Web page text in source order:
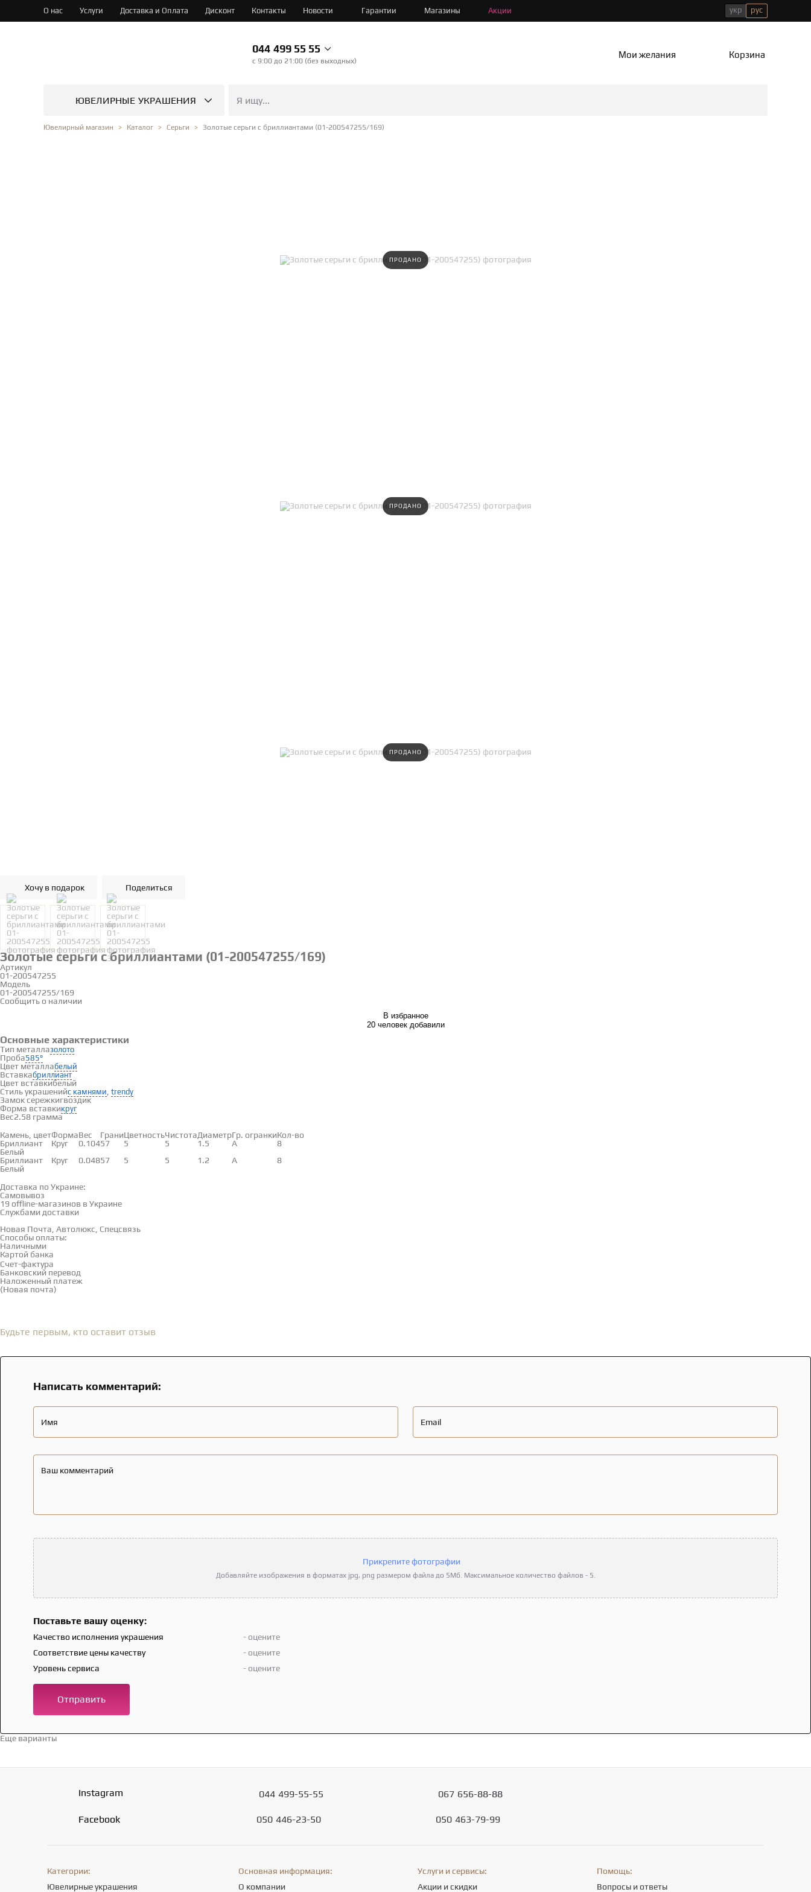
О нас Услуги Доставка и Оплата Дисконт Контакты Новости Гарантии Магазины Акции укр рус
044 499 55 55
c 9:00 до 21:00 (без выходных)
Мои желания Корзина
ЮВЕЛИРНЫЕ УКРАШЕНИЯ
Ювелирный магазин Каталог Серьги Золотые серьги с бриллиантами (01-200547255/169)
ПРОДАНО
ПРОДАНО
ПРОДАНО
Хочу в подарок Поделиться
Золотые серьги с бриллиантами (01-200547255/169)
Артикул
01-200547255
Модель
01-200547255/169
Сообщить о наличии
В избранное
20 человек добавили
Основные характеристики
Тип металлазолото
Проба585°
Цвет металлабелый
Вставкабриллиант
Цвет вставкибелый
Стиль украшенийс камнями trendy
Замок сережкигвоздик
Форма вставкикруг
Вес2.58 грамма
Вставки
Камень, цветФормаВес ГраниЦветностьЧистотаДиаметрГр. огранкиКол-во
Бриллиант
Белый
Круг 0.10457 5 5 1.5 А
8
Бриллиант
Белый
Круг 0.04857 5 5 1.2 А 8
Доставка по Украине:
Самовывоз
19 offline-магазинов в Украине
Службами доставки
Новая Почта, Автолюкс, Спецсвязь
Способы оплаты:
Наличными
Картой банка
Счет-фактура
Банковский перевод
Наложенный платеж
(Новая почта)
Будьте первым, кто оставит отзыв
Написать комментарий:
Имя Email
Ваш комментарий
Прикрепите фотографии
Добавляйте изображения в форматах jpg, png размером файла до 5Мб. Максимальное количество файлов - 5.
Поставьте вашу оценку:
Качество исполнения украшения
- оцените
Соответствие цены качеству
- оцените
Уровень сервиса
- оцените
Отправить
Еще варианты
Instagram
Facebook
044 499-55-55
050 446-23-50
067 656-88-88
050 463-79-99
Категории:
Ювелирные украшения
Основная информация:
О компании
Услуги и сервисы:
Акции и скидки
Помощь:
Вопросы и ответы